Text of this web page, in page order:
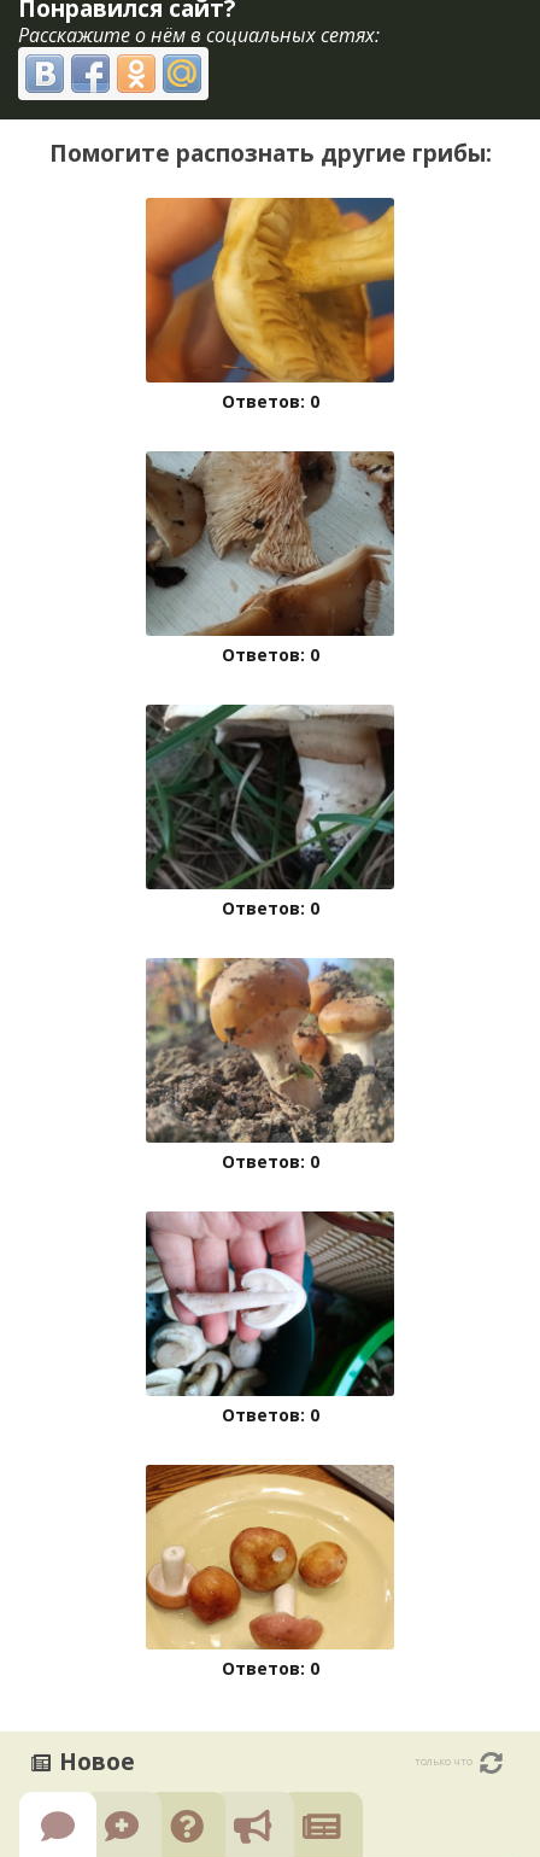
Понравился сайт?
Расскажите о нём в социальных сетях:
Помогите распознать другие грибы:
Ответов: 0
Ответов: 0
Ответов: 0
Ответов: 0
Ответов: 0
Ответов: 0
Новое только что